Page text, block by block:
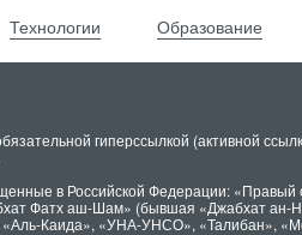
Технологии Образование
гиперссылкой (активной
в Российской Федерации: «Правый
Фатх аш-Шам» (бывшая «Джабхат ан-
«Аль-Каида», «УНА-УНСО», «Талибан»,